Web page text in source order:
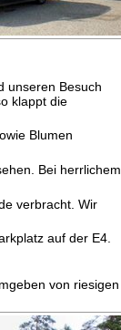
unseren Besuch
klappt die
Blumen
Bei herrlichem
verbracht. Wir
auf der E4.
von riesigen